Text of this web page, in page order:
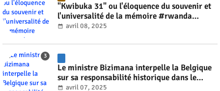
"Kwibuka 31" ou l'éloquence du souvenir et
l'universalité de la mémoire #rwanda
#RwOT
avril 08, 2025
Le ministre Bizimana interpelle la Belgique
sur sa responsabilité historique dans le
génocide #rwanda #RwOT
avril 07, 2025